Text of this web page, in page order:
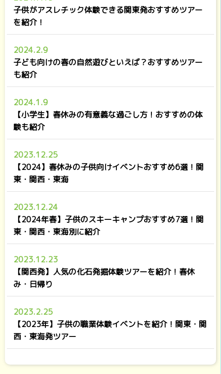
子供がアスレチック体験できる関東発おすすめツアー
を紹介！
2024.2.9
子ども向けの春の自然遊びといえば？おすすめツアー
も紹介
2024.1.9
【小学生】春休みの有意義な過ごし方！おすすめの体
験も紹介
2023.12.25
【2024】春休みの子供向けイベントおすすめ6選！関
東・関西・東海
2023.12.24
【2024年春】子供のスキーキャンプおすすめ7選！関
東・関西・東海別に紹介
2023.12.23
【関西発】人気の化石発掘体験ツアーを紹介！春休
み・日帰り
2023.2.25
【2023年】子供の職業体験イベントを紹介！関東・関
西・東海発ツアー